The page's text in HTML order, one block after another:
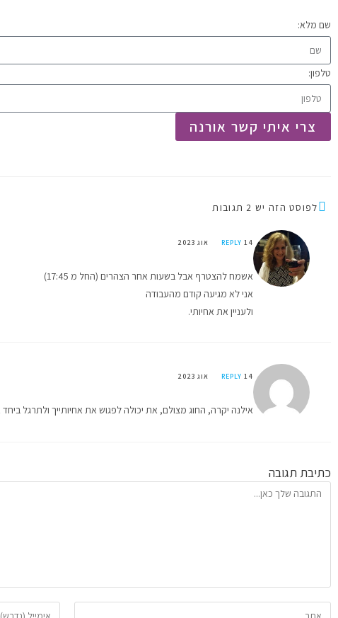
שם מלא:
טלפון:
צרי איתי קשר אורנה
לפוסט הזה יש 2 תגובות
REPLY 14 אוג 2023
אשמח להצטרף אבל בשעות אחר הצהרים (החל מ 17:45)
אני לא מגיעה קודם מהעבודה
ולעניין את אחיותי.
REPLY 14 אוג 2023
אילנה יקרה, החוג מצולם, את יכולה לפגוש את אחיותייך ולתרגל
כתיבת תגובה